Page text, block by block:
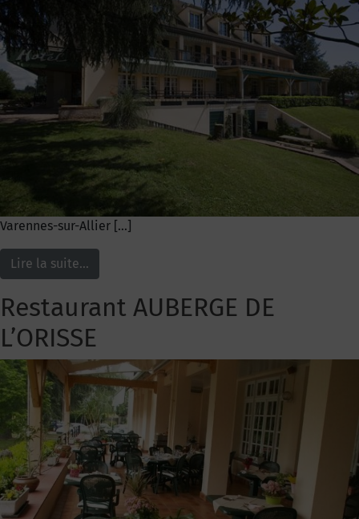
Varennes-sur-Allier […]
Lire la suite…
Restaurant AUBERGE DE
L’ORISSE